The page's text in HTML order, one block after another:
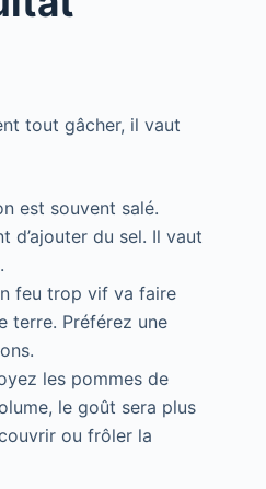
tout gâcher, il vaut
est souvent salé.
d’ajouter du sel. Il vaut
feu trop vif va faire
terre. Préférez une
les pommes de
le goût sera plus
ou frôler la